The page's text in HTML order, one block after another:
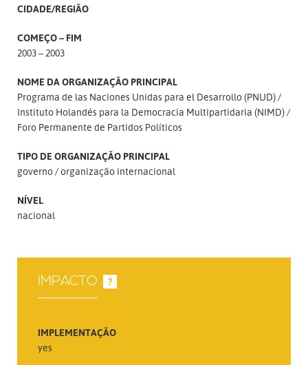
CIDADE/REGIÃO
COMEÇO – FIM
2003 – 2003
NOME DA ORGANIZAÇÃO PRINCIPAL
Programa de las Naciones Unidas para el Desarrollo (PNUD)
Instituto Holandés para la Democracia Multipartidaria (NIMD)
Foro Permanente de Partidos Políticos
TIPO DE ORGANIZAÇÃO PRINCIPAL
governo
organização internacional
NÍVEL
nacional
IMPACTO ?
IMPLEMENTAÇÃO
yes